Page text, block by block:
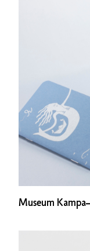
Museum Kampa